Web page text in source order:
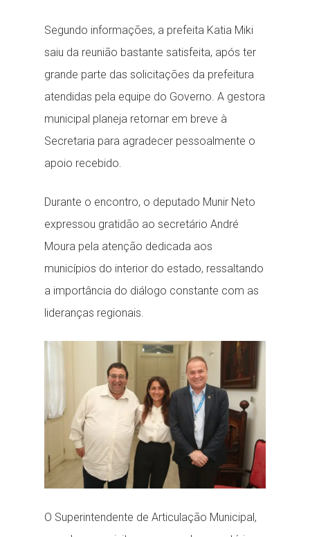
Segundo informações, a prefeita Katia Miki
saiu da reunião bastante satisfeita, após ter
grande parte das solicitações da prefeitura
atendidas pela equipe do Governo. A gestora
municipal planeja retornar em breve à
Secretaria para agradecer pessoalmente o
apoio recebido.
Durante o encontro, o deputado Munir Neto
expressou gratidão ao secretário André
Moura pela atenção dedicada aos
municípios do interior do estado, ressaltando
a importância do diálogo constante com as
lideranças regionais.
O Superintendente de Articulação Municipal,